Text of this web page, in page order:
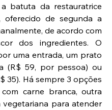
batuta da restauratrice
oferecido de segunda a
de acordo com
dos ingredientes. O
uma entrada, um prato
(R$ 59, por pessoa) ou
35). Há sempre 3 opções
carne branca, outra
para atender